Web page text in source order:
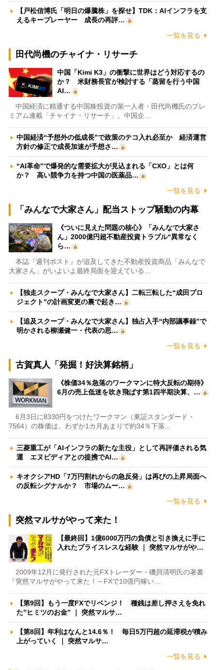
【戸松信博氏「明日の爆騰株」を探せ】TDK：AIインフラを支
えるキープレーヤー 成長の再評…
一覧を見る
田代尚機のチャイナ・リサーチ
中国「Kimi K3」の衝撃に世界はどう対応するの
か？ 米財務長官が検討する「蒸留を行う中国
AI…
中国経済に精通する中国株投資の第一人者・田代尚機氏のプレ
ミアム連載「チャイナ・リサーチ」。中国企…
中国経済“予想外の低成長”で政策のテコ入れ必至か 経済運営
方針の修正で成長加速が予想さ…
“AI革命”で爆発的な需要拡大が見込まれる「CXO」とは何
か？ 高い競争力を持つ中国の医薬品…
一覧を見る
「みんなで大家さん」配当ストップ騒動の内幕
《ついに見えた問題の核心》「みんなで大家さ
ん」2000億円超不動産投資トラブル“異常なく
ら…
本誌『週刊ポスト』が追及してきた不動産投資商品「みんなで
大家さん」がいよいよ最終局面を迎えている…
【独走スクープ・みんなで大家さん】二転三転した“成田プロ
ジェクト”の計画変更の裏で起き…
【追及スクープ・みんなで大家さん】独占入手“内部議事録”で
明かされる柳瀬健一・代表の思…
一覧を見る
古賀真人「発掘！好決算銘柄」
《株価34％急落のワークマンに特大反転の期待》
6月の売上低迷を吹き飛ばす第1四半期決算、…
6月3日に8330円をつけたワークマン（東証スタンダード・
7564）の株価は、わずか1カ月あまりで約34％下落…
三菱重工が「AIインフラの新たな主役」として再評価される気
運 エヌビディアとの提携でAI…
キオクシアHD「7万円割れからの急反発」は再びの上昇局面へ
の反転シグナルか？ 市場のムー…
一覧を見る
突然マルサがやって来た！
【最終回】1億6000万円の負債と引き換えに手に
入れたプライスレスな経験 ｜ 突然マルサがや…
2009年12月に発行された元FXトレーダー・磯貝清明氏の著書
『突然マルサがやって来た！～FXで10億円稼い…
【第9回】もう一度FXでリベンジ！ 種銭は差し押さえを免れ
た”ヒミツのお金” ｜ 突然マルサ…
【第8回】年利はなんと14.6％！ 毎日5万円超の延滞税が積み
上がっていく ｜ 突然マルサ…
一覧を見る